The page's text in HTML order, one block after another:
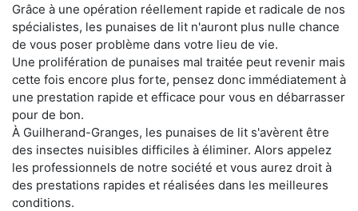
Grâce à une opération réellement rapide et radicale de nos
spécialistes, les punaises de lit n'auront plus nulle chance
de vous poser problème dans votre lieu de vie.
Une prolifération de punaises mal traitée peut revenir mais
cette fois encore plus forte, pensez donc immédiatement à
une prestation rapide et efficace pour vous en débarrasser
pour de bon.
À Guilherand-Granges, les punaises de lit s'avèrent être
des insectes nuisibles difficiles à éliminer. Alors appelez
les professionnels de notre société et vous aurez droit à
des prestations rapides et réalisées dans les meilleures
conditions.